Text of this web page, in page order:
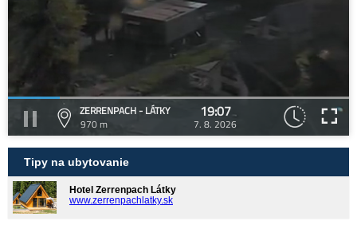
ZERRENPACH - LÁTKY
970 m
19:07
7. 8. 2026
Tipy na ubytovanie
Hotel Zerrenpach Látky
www.zerrenpachlatky.sk